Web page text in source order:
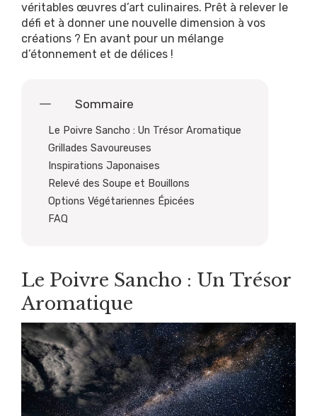
véritables œuvres d’art culinaires. Prêt à relever le
défi et à donner une nouvelle dimension à vos
créations ? En avant pour un mélange
d’étonnement et de délices !
Sommaire
Le Poivre Sancho : Un Trésor Aromatique
Grillades Savoureuses
Inspirations Japonaises
Relevé des Soupe et Bouillons
Options Végétariennes Épicées
FAQ
Le Poivre Sancho : Un Trésor
Aromatique